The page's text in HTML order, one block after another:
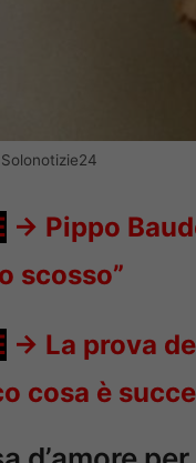
-> Pippo
scosso”
-> La prova
cosa è